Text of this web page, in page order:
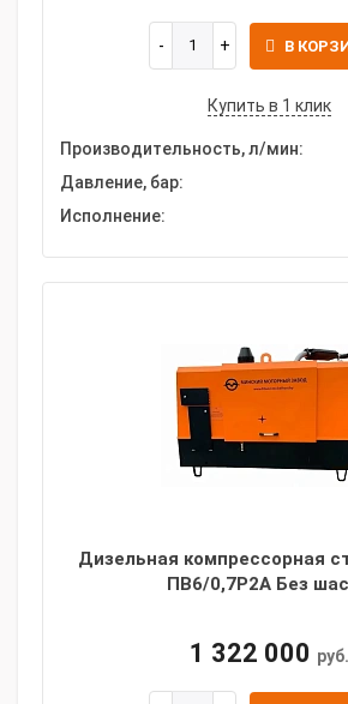
В
Купить в 1 клик
Производительность, л/мин:
Давление, бар:
Исполнение:
Дизельная компрессорная
ПВ6/0,7Р2А Без
1 322 000 руб.